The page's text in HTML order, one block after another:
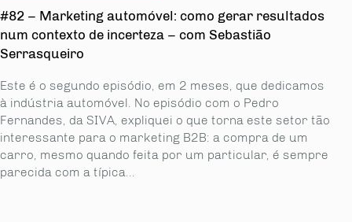
#82 – Marketing automóvel: como gerar resultados
num contexto de incerteza – com Sebastião
Serrasqueiro
Este é o segundo episódio, em 2 meses, que dedicamos
à indústria automóvel. No episódio com o Pedro
Fernandes, da SIVA, expliquei o que torna este setor tão
interessante para o marketing B2B: a compra de um
carro, mesmo quando feita por um particular, é sempre
parecida com a típica...